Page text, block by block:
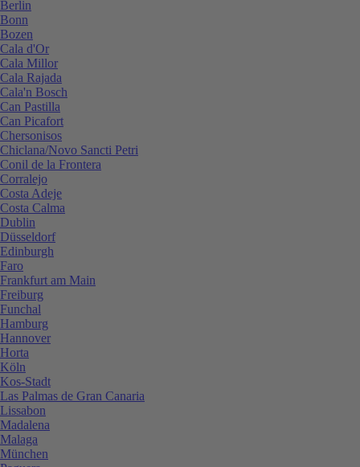
Berlin
Bonn
Bozen
Cala d'Or
Cala Millor
Cala Rajada
Cala'n Bosch
Can Pastilla
Can Picafort
Chersonisos
Chiclana/Novo Sancti Petri
Conil de la Frontera
Corralejo
Costa Adeje
Costa Calma
Dublin
Düsseldorf
Edinburgh
Faro
Frankfurt am Main
Freiburg
Funchal
Hamburg
Hannover
Horta
Köln
Kos-Stadt
Las Palmas de Gran Canaria
Lissabon
Madalena
Malaga
München